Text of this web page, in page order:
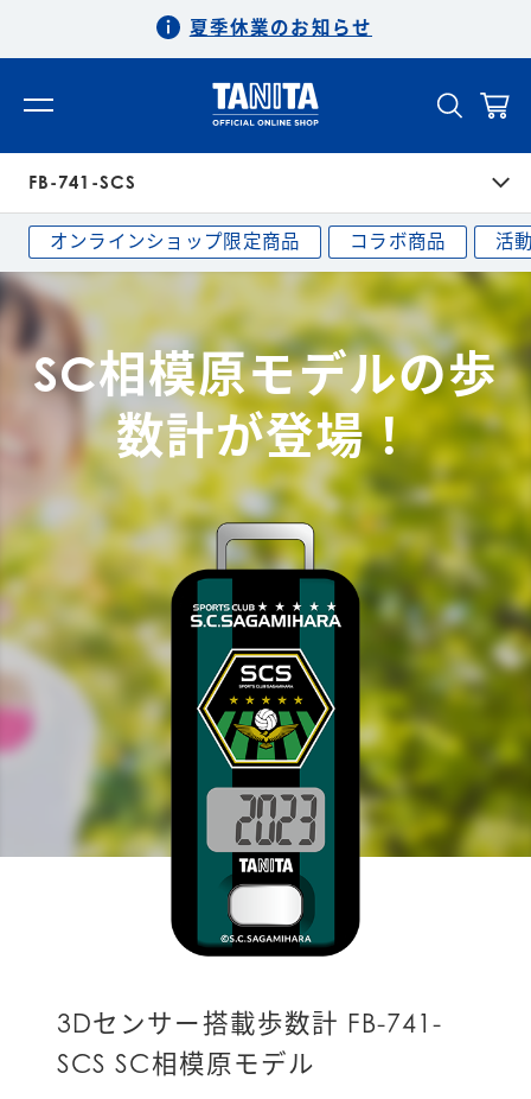
夏季休業のお知らせ
FB-741-SCS
オンラインショップ限定商品 コラボ商品 活
SC相模原モデルの歩
数計が登場！
3Dセンサー搭載歩数計 FB-741-
SCS SC相模原モデル